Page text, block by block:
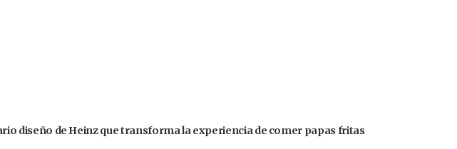
diseño de Heinz que transforma la experiencia de comer papas fritas